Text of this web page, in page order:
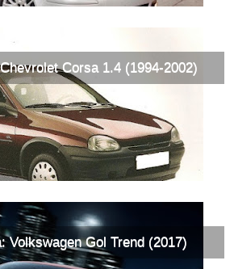
Corsa 1.4 (1994-2002)
Volkswagen Gol Trend (2017)